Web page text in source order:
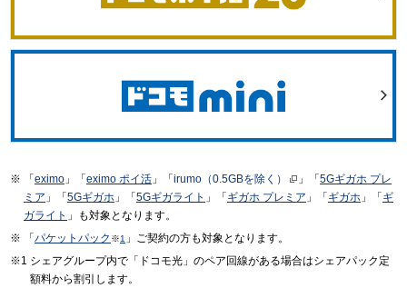
「 eximo 」「 eximo ポイ活 」「 irumo（0.5GBを除く） 」「5Gギガホ プレ
ミア 」「 5Gギガホ 」「 5Gギガライト 」「 ギガホ プレミア 」「 ギガホ 」「 ギ
ガライト 」も対象となります。
「 パケットパック ※1 」ご契約の方も対象となります。
シェアグループ内で「ドコモ光」のペア回線がある場合はシェアパック定
額料から割引します。